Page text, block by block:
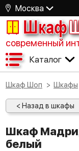
Москва
Шкаф
современный
Каталог
Шкаф Шоп Шкафы
< Назад в шкафы
Шкаф Мадрид (0,5) с 2 ящиками
белый